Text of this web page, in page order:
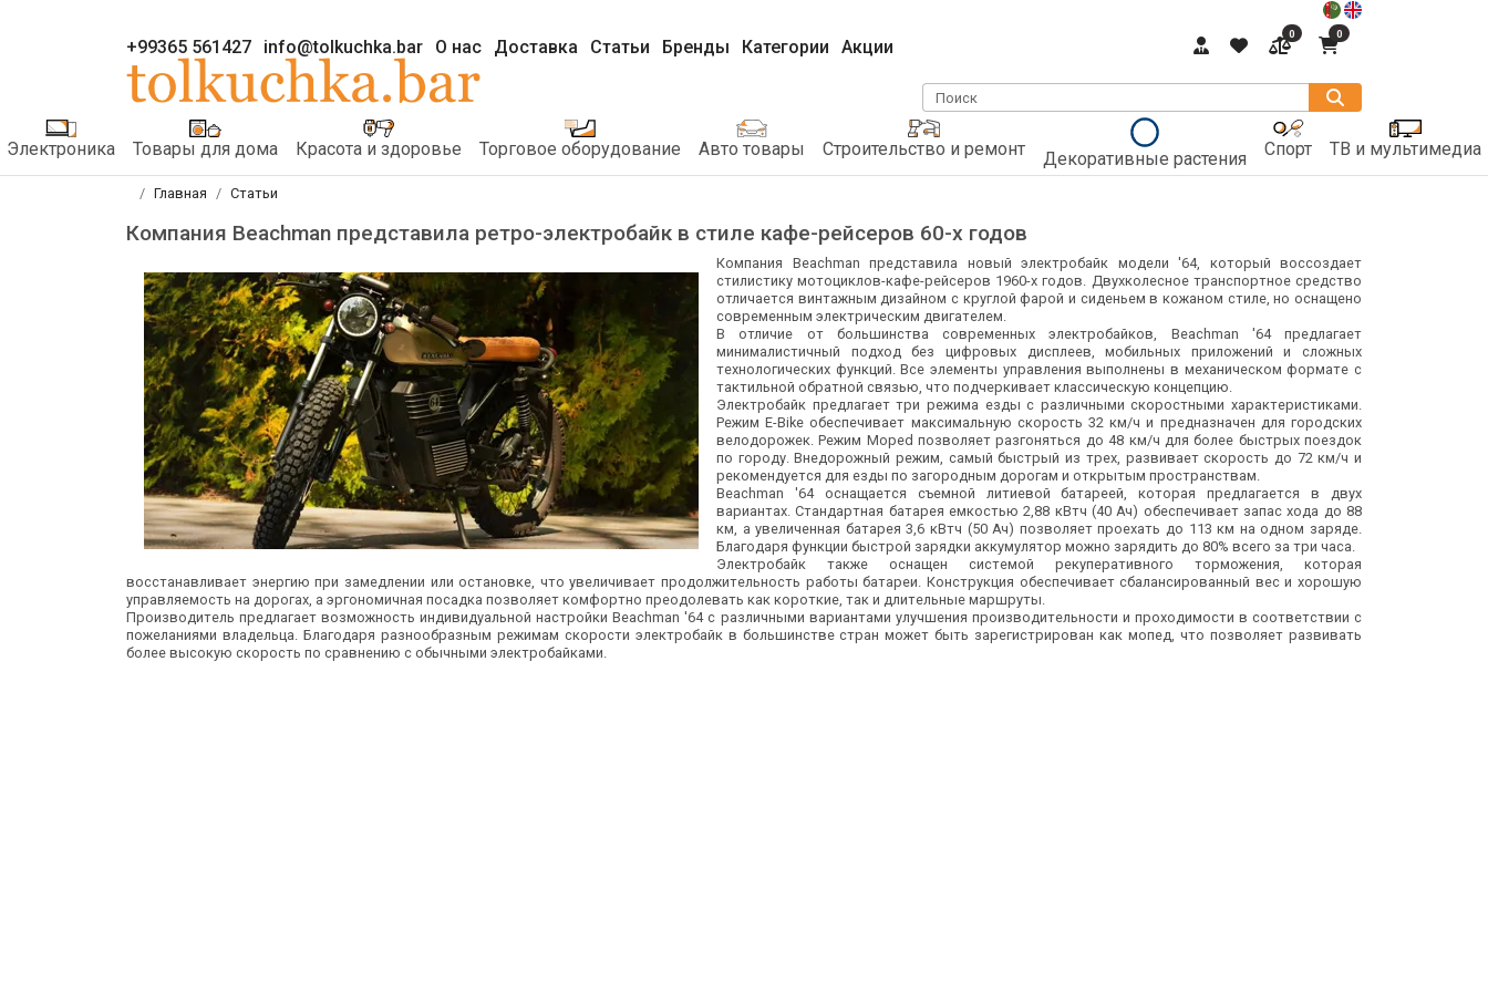
+99365 561427 info@tolkuchka.bar О нас Доставка Статьи Бренды Категории Акции
0 0
Поиск
Электроника Товары для дома Красота и здоровье Торговое оборудование Авто товары Строительство и ремонт Декоративные растения Спорт ТВ и мультимедиа
Главная Статьи
Компания Beachman представила ретро-электробайк в стиле кафе-рейсеров 60-х годов
Компания Beachman представила новый электробайк модели '64, который воссоздает
стилистику мотоциклов-кафе-рейсеров 1960-х годов. Двухколесное транспортное средство
отличается винтажным дизайном с круглой фарой и сиденьем в кожаном стиле, но оснащено
современным электрическим двигателем.
В отличие от большинства современных электробайков, Beachman '64 предлагает
минималистичный подход без цифровых дисплеев, мобильных приложений и сложных
технологических функций. Все элементы управления выполнены в механическом формате с
тактильной обратной связью, что подчеркивает классическую концепцию.
Электробайк предлагает три режима езды с различными скоростными характеристиками.
Режим E-Bike обеспечивает максимальную скорость 32 км/ч и предназначен для городских
велодорожек. Режим Moped позволяет разгоняться до 48 км/ч для более быстрых поездок
по городу. Внедорожный режим, самый быстрый из трех, развивает скорость до 72 км/ч и
рекомендуется для езды по загородным дорогам и открытым пространствам.
Beachman '64 оснащается съемной литиевой батареей, которая предлагается в двух
вариантах. Стандартная батарея емкостью 2,88 кВтч (40 Ач) обеспечивает запас хода до 88
км, а увеличенная батарея 3,6 кВтч (50 Ач) позволяет проехать до 113 км на одном заряде.
Благодаря функции быстрой зарядки аккумулятор можно зарядить до 80% всего за три часа.
Электробайк также оснащен системой рекуперативного торможения, которая
восстанавливает энергию при замедлении или остановке, что увеличивает продолжительность работы батареи. Конструкция обеспечивает сбалансированный вес и хорошую
управляемость на дорогах, а эргономичная посадка позволяет комфортно преодолевать как короткие, так и длительные маршруты.
Производитель предлагает возможность индивидуальной настройки Beachman '64 с различными вариантами улучшения производительности и проходимости в соответствии с
пожеланиями владельца. Благодаря разнообразным режимам скорости электробайк в большинстве стран может быть зарегистрирован как мопед, что позволяет развивать
более высокую скорость по сравнению с обычными электробайками.